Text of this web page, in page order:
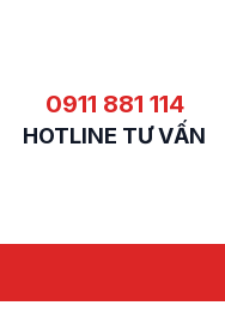
0911 881 114
HOTLINE TƯ VẤN